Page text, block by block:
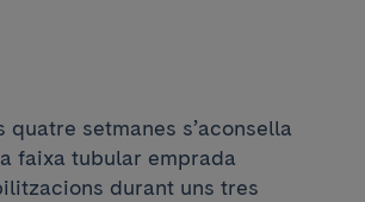
setmanes s’aconsella
faixa tubular emprada
durant uns tres